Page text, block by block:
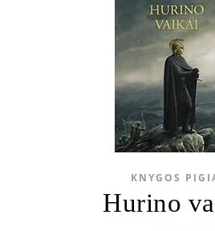
KNYGOS
Hurino